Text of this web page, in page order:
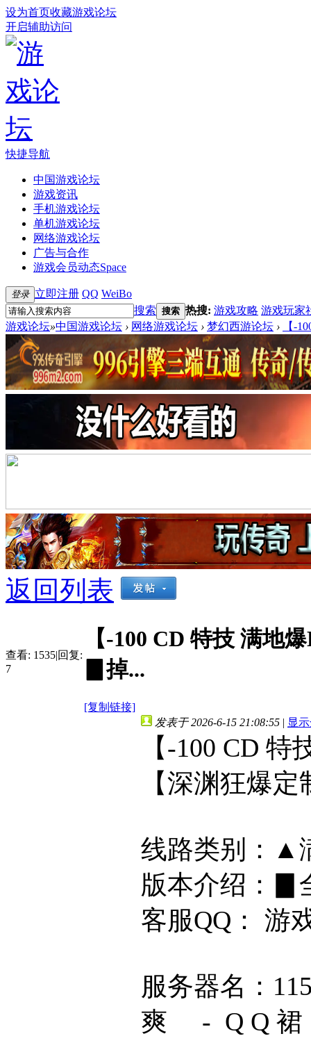
设为首页收藏游戏论坛
开启辅助访问
快捷导航
中国游戏论坛
游戏资讯
手机游戏论坛
单机游戏论坛
网络游戏论坛
广告与合作
游戏会员动态Space
登录 立即注册 QQ WeiBo
搜索 搜索 热搜: 游戏攻略 游戏玩家
游戏论坛»中国游戏论坛 › 网络游戏论坛 › 梦幻西游论坛 › 【-
返回列表
查看: 1535|回复:
7
【-100 CD 特技 满地
▊掉...
[复制链接]
发表于 2026-6-15 21:08:55 | 显
【-100 CD
【深渊狂爆
线路类别：▲
版本介绍：▊
客服QQ： 游
服务器名：
爽 - Q Q 裙